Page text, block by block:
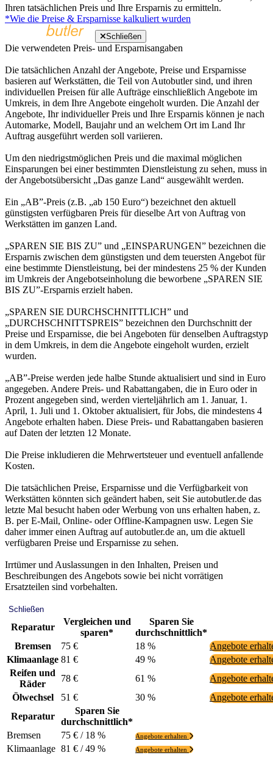
Ihren tatsächlichen Preis und Ihre Ersparnis zu ermitteln.
*Wie die Preise & Ersparnisse kalkuliert wurden
Schließen
Die verwendeten Preis- und Ersparnisangaben
Die tatsächlichen Anzahl der Angebote, Preise und Ersparnisse
basieren auf Werkstätten, die Teil von Autobutler sind, und ihren
individuellen Preisen für alle Aufträge einschließlich Angebote im
Umkreis, in dem Ihre Angebote eingeholt wurden. Die Anzahl der
Angebote, Ihr individueller Preis und Ihre Ersparnis können je nach
Automarke, Modell, Baujahr und an welchem Ort im Land Ihr
Auftrag ausgeführt werden soll variieren.
Um den niedrigstmöglichen Preis und die maximal möglichen
Einsparungen bei einer bestimmten Dienstleistung zu sehen, muss in
der Angebotsübersicht „Das ganze Land“ ausgewählt werden.
Ein „AB”-Preis (z.B. „ab 150 Euro“) bezeichnet den aktuell
günstigsten verfügbaren Preis für dieselbe Art von Auftrag von
Werkstätten im ganzen Land.
„SPAREN SIE BIS ZU” und „EINSPARUNGEN” bezeichnen die
Ersparnis zwischen dem günstigsten und dem teuersten Angebot für
eine bestimmte Dienstleistung, bei der mindestens 25 % der Kunden
im Umkreis der Angebotseinholung die beworbene „SPAREN SIE
BIS ZU”-Ersparnis erzielt haben.
„SPAREN SIE DURCHSCHNITTLICH” und
„DURCHSCHNITTSPREIS” bezeichnen den Durchschnitt der
Preise und Ersparnisse, die bei Angeboten für denselben Auftragstyp
in dem Umkreis, in dem die Angebote eingeholt wurden, erzielt
wurden.
„AB”-Preise werden jede halbe Stunde aktualisiert und sind in Euro
angegeben. Andere Preis- und Rabattangaben, die in Euro oder in
Prozent angegeben sind, werden vierteljährlich am 1. Januar, 1.
April, 1. Juli und 1. Oktober aktualisiert, für Jobs, die mindestens 4
Angebote erhalten haben. Diese Preis- und Rabattangaben basieren
auf Daten der letzten 12 Monate.
Die Preise inkludieren die Mehrwertsteuer und eventuell anfallende
Kosten.
Die tatsächlichen Preise, Ersparnisse und die Verfügbarkeit von
Werkstätten könnten sich geändert haben, seit Sie autobutler.de das
letzte Mal besucht haben oder Werbung von uns erhalten haben, z.
B. per E-Mail, Online- oder Offline-Kampagnen usw. Legen Sie
daher immer einen Auftrag auf autobutler.de an, um die aktuell
verfügbaren Preise und Ersparnisse zu sehen.
Irrtümer und Auslassungen in den Inhalten, Preisen und
Beschreibungen des Angebots sowie bei nicht vorrätigen
Ersatzteilen sind vorbehalten.
Schließen
Reparatur
Vergleichen und
sparen*
Sparen Sie
durchschnittlich*
Bremsen
75 € 18 %
Angebote
Klimaanlage 81 € 49 %
Angebote
Reifen und
Räder
78 € 61 %
Angebote
Ölwechsel
51 € 30 %
Angebote
Reparatur
Sparen Sie
durchschnittlich*
Bremsen
75 € / 18 % Angebote erhalten
Klimaanlage 81 € / 49 % Angebote erhalten